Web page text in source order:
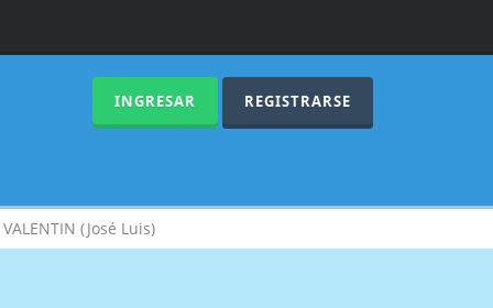
INGRESAR REGISTRARSE
VALENTIN (José Luis)